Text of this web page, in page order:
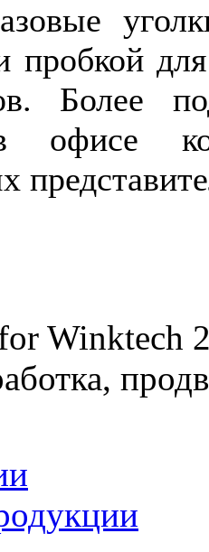
пробкой
Более
офисе
Winktech